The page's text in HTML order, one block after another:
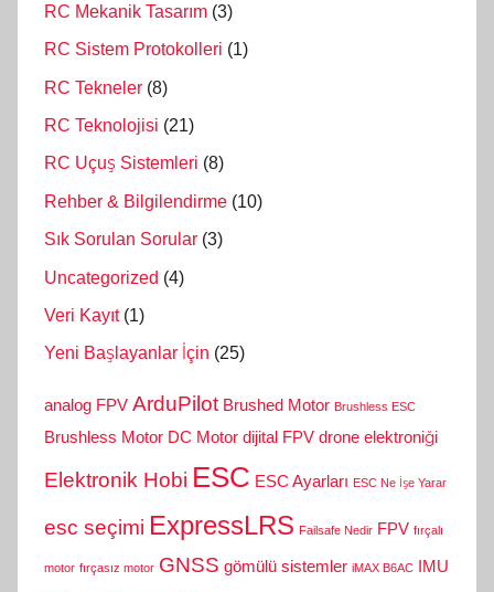
RC Mekanik Tasarım (3)
RC Sistem Protokolleri (1)
RC Tekneler (8)
RC Teknolojisi (21)
RC Uçuş Sistemleri (8)
Rehber & Bilgilendirme (10)
Sık Sorulan Sorular (3)
Uncategorized (4)
Veri Kayıt(1)
Yeni Başlayanlar İçin (25)
analog FPV ArduPilot Brushed Motor Brushless ESC
Brushless Motor DC Motor dijital FPV drone elektroniği
Elektronik Hobi ESC ESC Ayarları ESC Ne İşe Yarar
esc seçimi ExpressLRS Failsafe Nedir FPV fırçalı
motor fırçasız motor GNSS gömülü sistemler iMAX B6AC IMU